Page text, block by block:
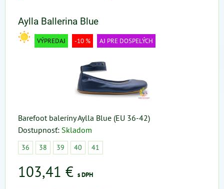
Aylla Ballerina Blue
VÝPREDAJ -10 % AJ PRE DOSPELÝCH
Barefoot baleríny Aylla Blue (EU 36-42)
Dostupnosť: Skladom
36 38 39 40 41
103,41 € s DPH